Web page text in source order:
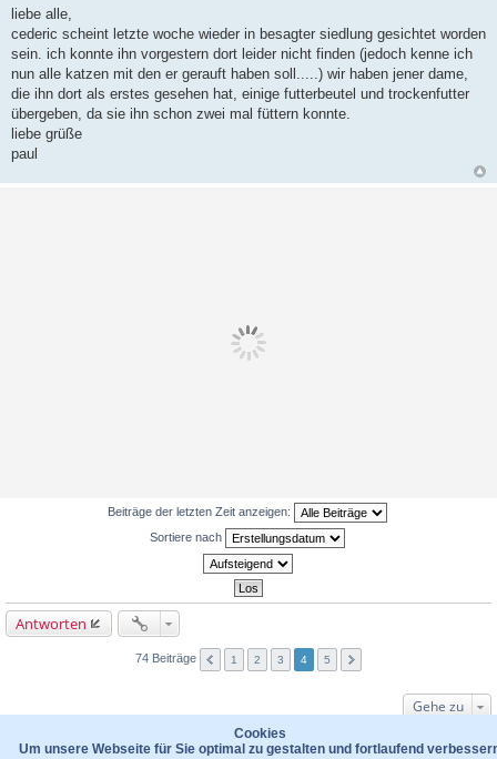
e
i
t
a
g
liebe alle,
cederic scheint letzte woche wieder in besagter siedlung gesichtet worden
sein. ich konnte ihn vorgestern dort leider nicht finden (jedoch kenne ich
nun alle katzen mit den er gerauft haben soll.....) wir haben jener dame,
die ihn dort als erstes gesehen hat, einige futterbeutel und trockenfutter
übergeben, da sie ihn schon zwei mal füttern konnte.
liebe grüße
paul
Beiträge der letzten Zeit anzeigen:
Sortiere nach
Antworten
74 Beiträge 1 2 3 4 5
Gehe zu
Mitglieder in diesem Forum: 0 Mitglieder und 88 Gäste
Cookies
Um unsere Webseite für Sie optimal zu gestalten und fortlaufend